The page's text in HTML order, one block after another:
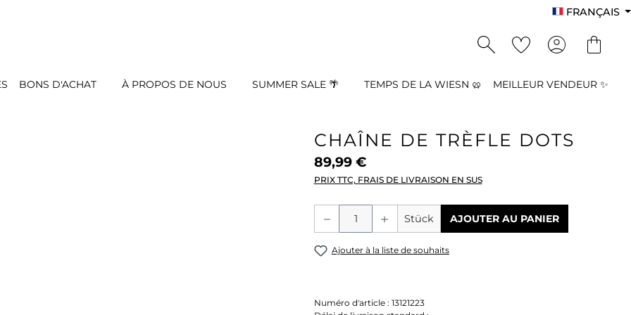
FRANÇAIS
BONS D'ACHAT À PROPOS DE NOUS SUMMER SALE 🌴 TEMPS DE LA WIESN 🥨 MEILLEUR VENDEUR ✨
CHAÎNE DE TRÈFLE DOTS
89,99 €
PRIX TTC, FRAIS DE LIVRAISON EN SUS
Quantité de produit : Entrez la
Stück AJOUTER AU PANIER
Ajouter à la liste de souhaits
Numéro d'article : 13121223